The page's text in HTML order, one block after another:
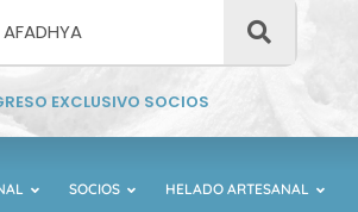
EXCLUSIVO SOCIOS
SOCIOS
HELADO ARTESANAL